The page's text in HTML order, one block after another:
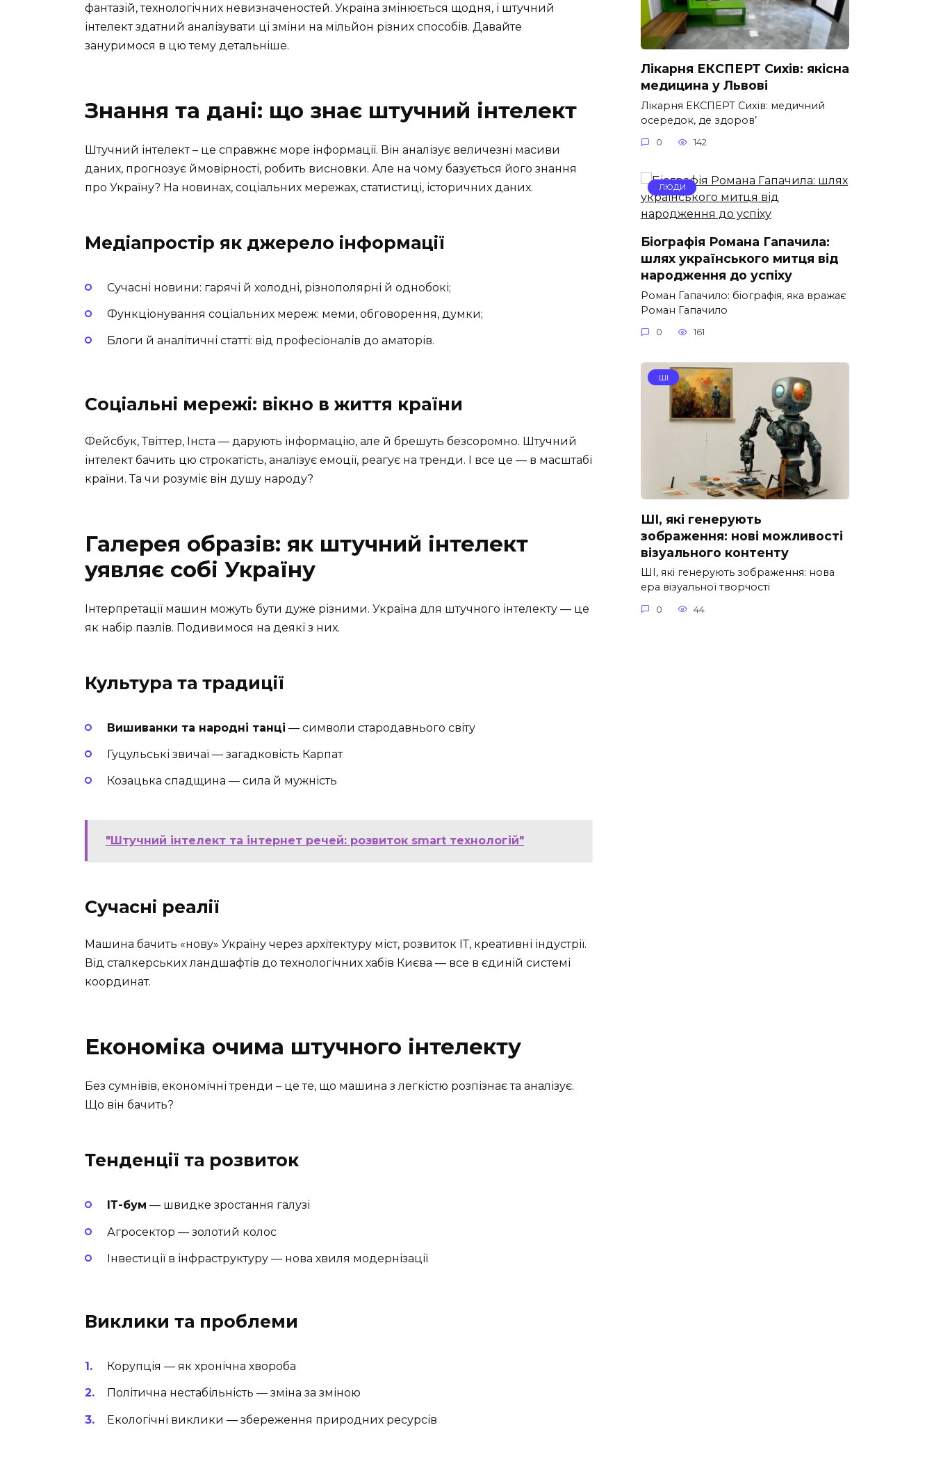
фантазій, технологічних невизначеностей. Україна змінюється щодня, і штучний
інтелект здатний аналізувати ці зміни на мільйон різних способів. Давайте
зануримося в цю тему детальніше.
Знання та дані: що знає штучний інтелект
Штучний інтелект – це справжнє море інформації. Він аналізує величезні масиви
даних, прогнозує ймовірності, робить висновки. Але на чому базується його знання
про Україну? На новинах, соціальних мережах, статистиці, історичних даних.
Медіапростір як джерело інформації
Сучасні новини: гарячі й холодні, різнополярні й однобокі;
Функціонування соціальних мереж: меми, обговорення, думки;
Блоги й аналітичні статті: від професіоналів до аматорів.
Соціальні мережі: вікно в життя країни
Фейсбук, Твіттер, Інста — дарують інформацію, але й брешуть безсоромно. Штучний
інтелект бачить цю строкатість, аналізує емоції, реагує на тренди. І все це — в масштабі
країни. Та чи розуміє він душу народу?
Галерея образів: як штучний інтелект
уявляє собі Україну
Інтерпретації машин можуть бути дуже різними. Україна для штучного інтелекту — це
як набір пазлів. Подивимося на деякі з них.
Культура та традиції
Вишиванки та народні танці — символи стародавнього світу
Гуцульські звичаї — загадковість Карпат
Козацька спадщина — сила й мужність
"Штучний інтелект та інтернет речей: розвиток smart технологій"
Сучасні реалії
Машина бачить «нову» Україну через архітектуру міст, розвиток ІТ, креативні індустрії.
Від сталкерських ландшафтів до технологічних хабів Києва — все в єдиній системі
координат.
Економіка очима штучного інтелекту
Без сумнівів, економічні тренди – це те, що машина з легкістю розпізнає та аналізує.
Що він бачить?
Тенденції та розвиток
ІТ-бум — швидке зростання галузі
Агросектор — золотий колос
Інвестиції в інфраструктуру — нова хвиля модернізації
Виклики та проблеми
Корупція — як хронічна хвороба
Політична нестабільність — зміна за зміною
Екологічні виклики — збереження природних ресурсів
Лікарня ЕКСПЕРТ Сихів: якісна
медицина у Львові
Лікарня ЕКСПЕРТ Сихів: медичний
осередок, де здоров’
0 142
ЛЮДИ
Біографія Романа Гапачила:
шлях українського митця від
народження до успіху
Роман Гапачило: біографія, яка вражає
Роман Гапачило
0 161
ШІ
ШІ, які генерують
зображення: нові можливості
візуального контенту
ШІ, які генерують зображення: нова
ера візуальної творчості
0 44